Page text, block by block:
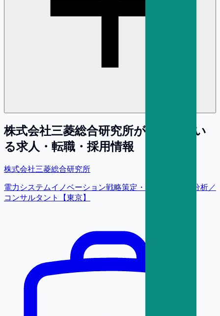
株式会社三菱総合研究所が募集してい
る求人・転職・採用情報
株式会社三菱総合研究所
電力システムイノベーション戦略策定・電力市場調査分析／
コンサルタント【東京】